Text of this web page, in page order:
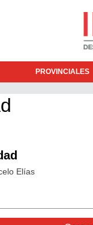
PROVINCIALES
Elías